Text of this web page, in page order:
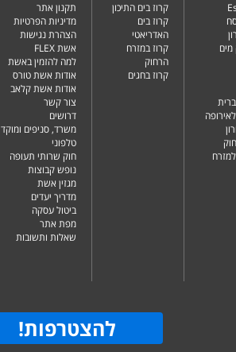
קרוז בים התיכון
קרוז בים
האדריאטי
קרוז במזרח
הרחוק
קרוז בחגים
תקנון אתר
מדיניות הפרטיות
הצהרת נגישות
אשת FLEX
למה להזמין באשת
אודות אשת טורס
אודות אשת קלאב
צור קשר
דרושים
משרד, סניפים ומוקד
טלפוני
חוק שרותי תעופה
נופש קבוצות
מגזין אשת
מדריך יעדים
ביטול עסקה
מפת אתר
שאלות ותשובות
להצטרפות!